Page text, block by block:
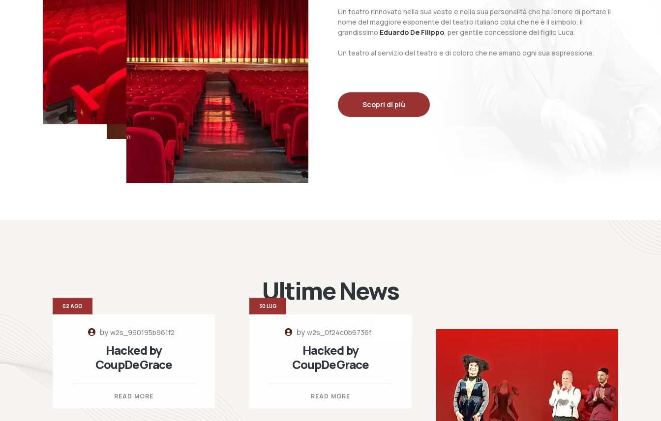
Un teatro rinnovato nella sua veste e nella sua personalità che ha l’onore di portare il
nome del maggiore esponente del teatro italiano colui che ne è il simbolo, il
grandissimo Eduardo De Filippo, per gentile concessione del figlio Luca.
Un teatro al servizio del teatro e di coloro che ne amano ogni sua espressione.
Scopri di più
Ultime News
byw2s_990195b961f2
Hacked by
CoupDeGrace
READ MORE
02 AGO
byw2s_0f24c0b6736f
Hacked by
CoupDeGrace
READ MORE
30 LUG